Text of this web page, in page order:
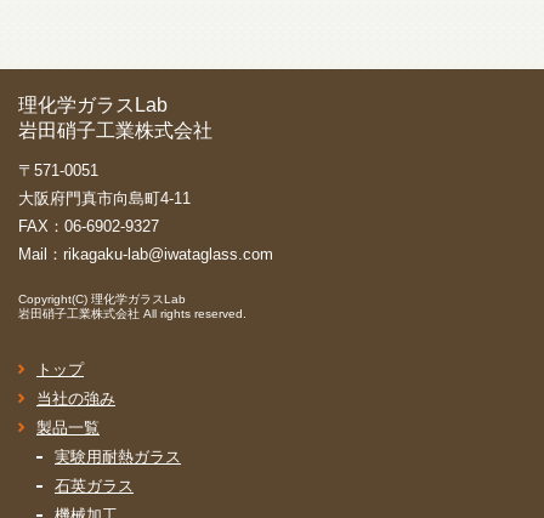
理化学ガラスLab
岩田硝子工業株式会社
〒571-0051
大阪府門真市向島町4-11
FAX：06-6902-9327
Mail： rikagaku-lab@iwataglass.com
Copyright(C) 理化学ガラスLab
岩田硝子工業株式会社 All rights reserved.
トップ
当社の強み
製品一覧
実験用耐熱ガラス
石英ガラス